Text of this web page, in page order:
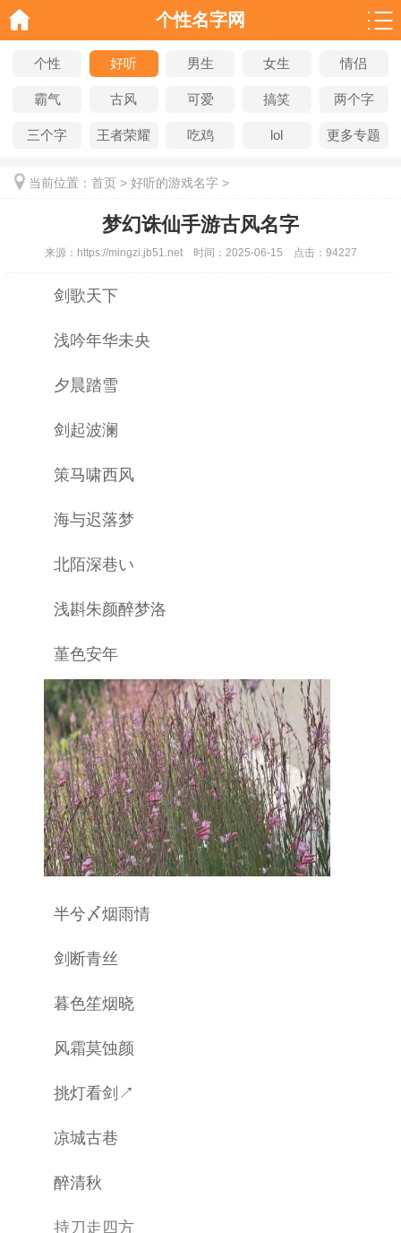
个性名字网
个性 好听 男生 女生 情侣
霸气 古风 可爱 搞笑 两个字
三个字 王者荣耀 吃鸡 lol 更多专题
当前位置： 首页 > 好听的游戏名字 >
梦幻诛仙手游古风名字
来源： https://mingzi.jb51.net 时间： 2025-06-15 点击： 94227
剑歌天下
浅吟年华未央
夕晨踏雪
剑起波澜
策马啸西风
海与迟落梦
北陌深巷い
浅斟朱颜醉梦洛
堇色安年
半兮〆烟雨情
剑断青丝
暮色笙烟晓
风霜莫蚀颜
挑灯看剑↗
凉城古巷
醉清秋
持刀走四方